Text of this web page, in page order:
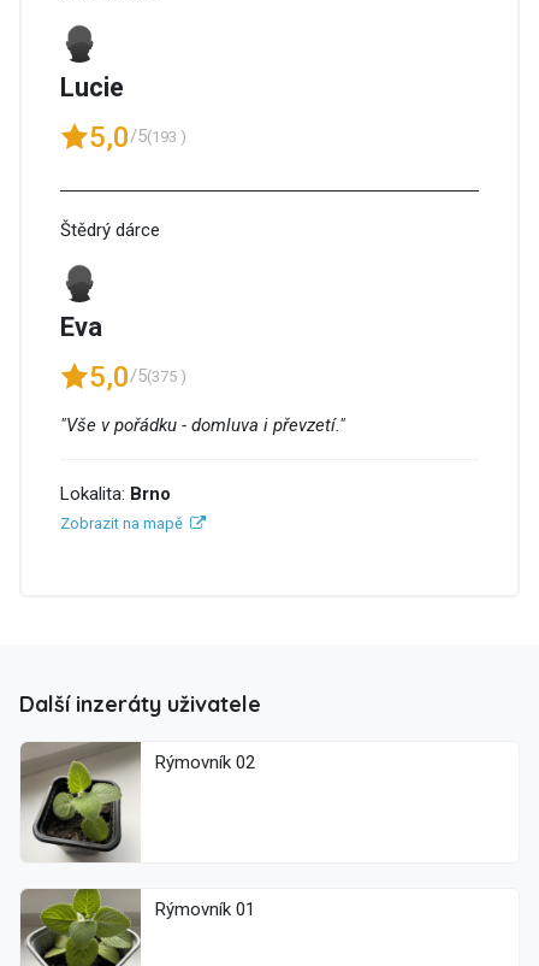
Lucie
5,0/5(193 )
Štědrý dárce
Eva
5,0/5(375 )
"Vše v pořádku - domluva i převzetí."
Lokalita: Brno
Zobrazit na mapě
Další inzeráty uživatele
Rýmovník 02
Rýmovník 01